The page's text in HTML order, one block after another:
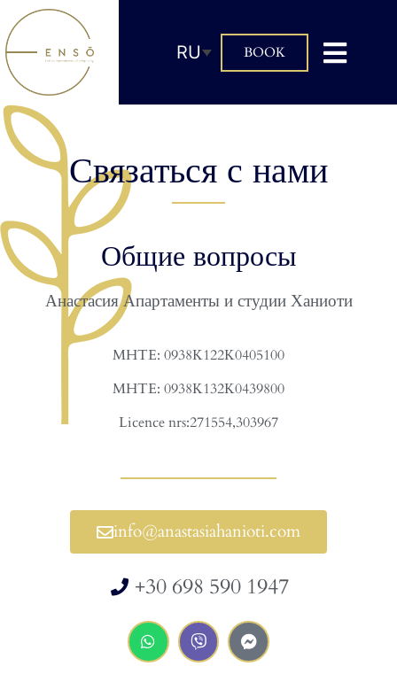
RU BOOK
Связаться с нами
Общие вопросы
Анастасия Апартаменты и студии Ханиоти
MHTE: 0938Κ122Κ0405100
MHTE: 0938Κ132Κ0439800
Licence nrs:271554,303967
info@anastasiahanioti.com
+30 698 590 1947